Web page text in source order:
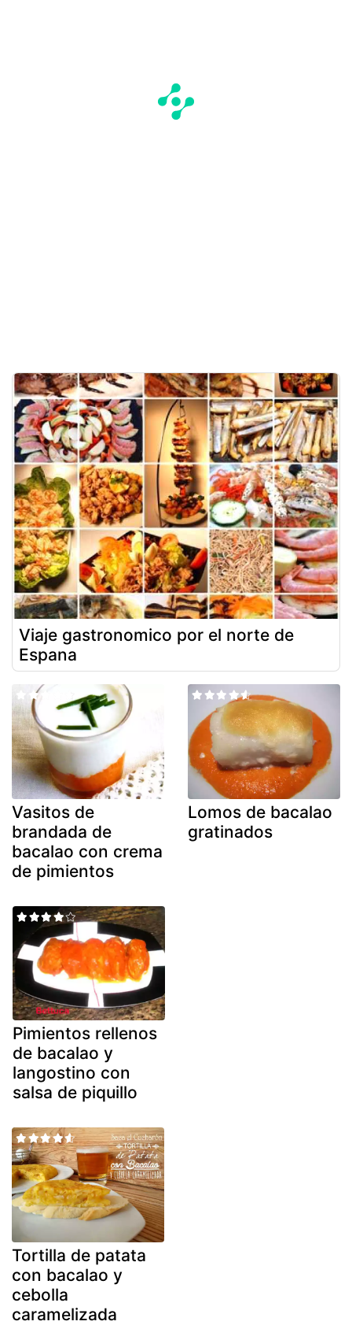
Viaje gastronomico por el norte de
Espana
Vasitos de
brandada de
bacalao con crema
de pimientos
Lomos de bacalao
gratinados
Pimientos rellenos
de bacalao y
langostino con
salsa de piquillo
Tortilla de patata
con bacalao y
cebolla
caramelizada